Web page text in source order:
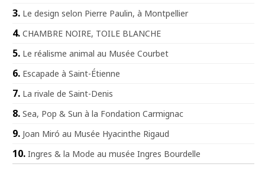
Le design selon Pierre Paulin, à Montpellier
CHAMBRE NOIRE, TOILE BLANCHE
Le réalisme animal au Musée Courbet
Escapade à Saint-Étienne
La rivale de Saint-Denis
Sea, Pop & Sun à la Fondation Carmignac
Joan Miró au Musée Hyacinthe Rigaud
Ingres & la Mode au musée Ingres Bourdelle